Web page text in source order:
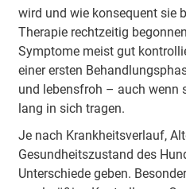
wird und wie konsequent sie
Therapie rechtzeitig
Symptome meist gut
einer ersten
und lebensfroh – auch wenn
lang in sich tragen.
Je nach Krankheitsverlauf,
Gesundheitszustand des
Unterschiede geben.